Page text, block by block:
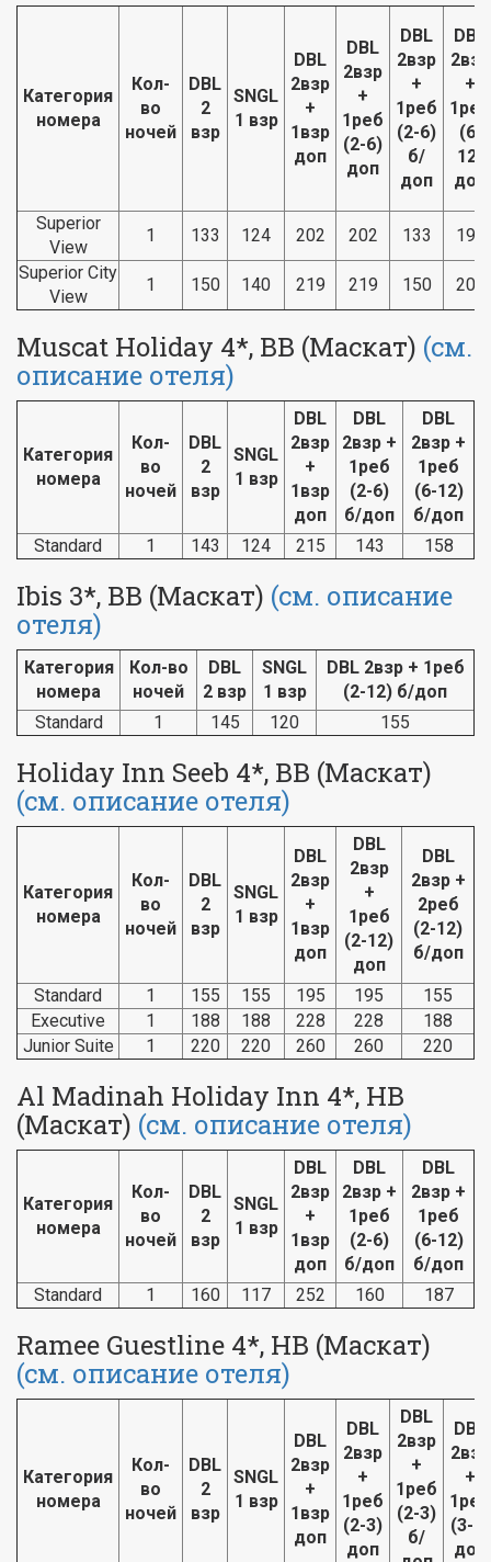
Категория
номера
Кол-
во
ночей
DBL
2
взр
SNGL
1 взр
DBL
2взр
+
1взр
доп
DBL
2взр
+
1реб
(2-6)
доп
DBL
2взр
+
1реб
(2-6)
б/
доп
DBL
2взр
+
1реб
(6-
12)
доп
Superior
View
1 133 124 202 202 133
193
Superior City
View
1 150 140 219 219 150 209
Muscat Holiday 4*, BB (Маскат) (см.
описание отеля)
Категория
номера
Кол-
во
ночей
DBL
2
взр
SNGL
1 взр
DBL
2взр
+
1взр
доп
DBL
2взр +
1реб
(2-6)
б/доп
DBL
2взр +
1реб
(6-12)
б/доп
Standard
1 143 124 215 143 158
Ibis 3*, BB (Маскат) (см. описание
отеля)
Категория
номера
Кол-во
ночей
DBL
2 взр
SNGL
1 взр
DBL 2взр + 1реб
(2-12) б/доп
Standard
1 145 120 155
Holiday Inn Seeb 4*, BB (Маскат)
(см. описание отеля)
Категория
номера
Кол-
во
ночей
DBL
2
взр
SNGL
1 взр
DBL
2взр
+
1взр
доп
DBL
2взр
+
1реб
(2-12)
доп
DBL
2взр +
2реб
(2-12)
б/доп
Standard 1 155 155 195 195
155
Executive
1 188 188 228 228
188
Junior Suite
1 220 220 260 260 220
Al Madinah Holiday Inn 4*, HB
(Маскат) (см. описание отеля)
Категория
номера
Кол-
во
ночей
DBL
2
взр
SNGL
1 взр
DBL
2взр
+
1взр
доп
DBL
2взр +
1реб
(2-6)
б/доп
DBL
2взр +
1реб
(6-12)
б/доп
Standard
1 160 117 252 160 187
Ramee Guestline 4*, HB (Маскат)
(см. описание отеля)
Категория
номера
Кол-
во
ночей
DBL
2
взр
SNGL
1 взр
DBL
2взр
+
1взр
доп
DBL
2взр
+
1реб
(2-3)
доп
DBL
2взр
+
1реб
(2-3)
б/
DBL
2взр
+
1реб
(3-7)
доп